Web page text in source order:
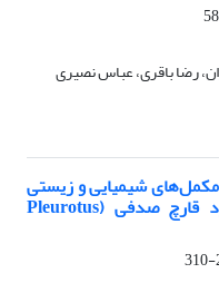
رضا باقری، عباس نصیری
مکمل‌های شیمیایی و زیستی
بر برخی ویژگی‌های کیفی و عملکرد قارچ صدفی (Pleurotus